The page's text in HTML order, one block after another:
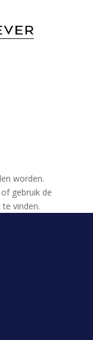
worden.
gebruik de
vinden.